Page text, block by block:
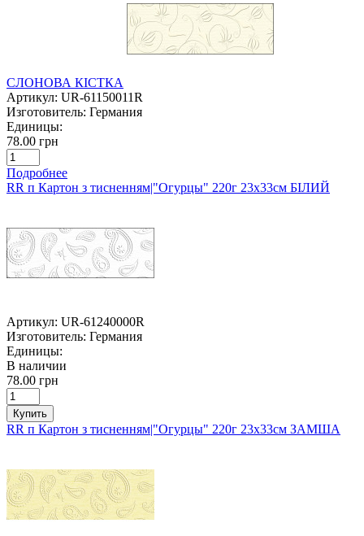
СЛОНОВА КІСТКА
Артикул: UR-61150011R
Изготовитель: Германия
Единицы:
78.00 грн
Подробнее
RR п Картон з тисненням|"Огурцы" 220г 23х33см БІЛИЙ
Артикул: UR-61240000R
Изготовитель: Германия
Единицы:
В наличии
78.00 грн
Купить
RR п Картон з тисненням|"Огурцы" 220г 23х33см ЗАМША